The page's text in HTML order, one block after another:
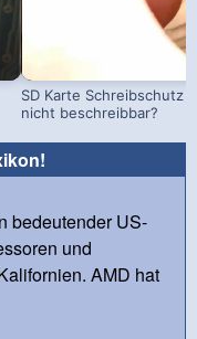
SD Karte Schreibschutz
nicht beschreibbar?
bedeutender US-
und
AMD hat